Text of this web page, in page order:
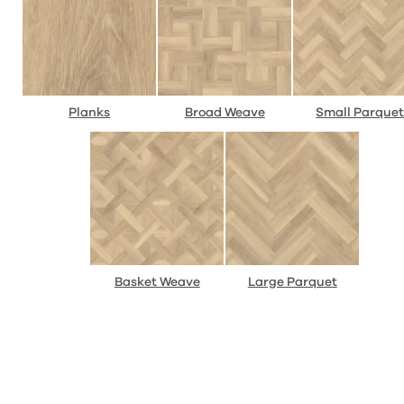
Planks Broad Weave Small Parquet
Basket Weave Large Parquet